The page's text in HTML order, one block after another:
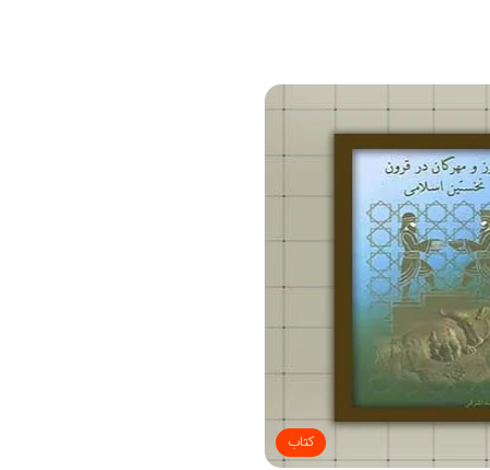
کتاب